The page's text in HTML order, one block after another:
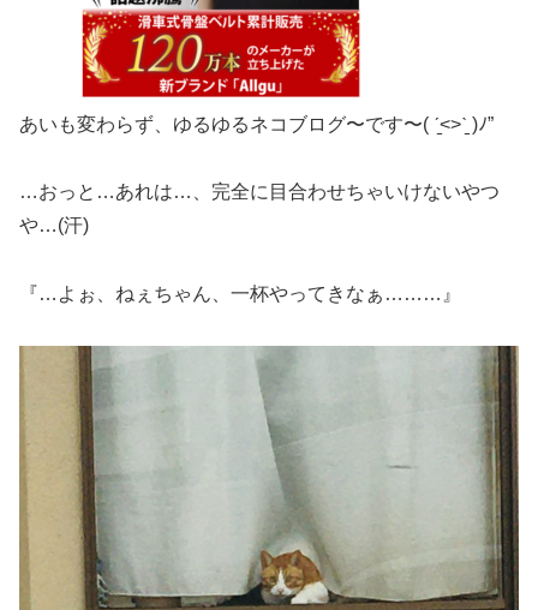
あいも変わらず、ゆるゆるネコブログ〜です〜( ˊ̱˂˃ˋ̱ )ﾉ”
…おっと…あれは…、完全に目合わせちゃいけないやつ
や…(汗)
『…よぉ、ねぇちゃん、一杯やってきなぁ………』